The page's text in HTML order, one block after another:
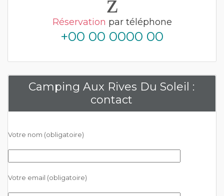
Réservation par téléphone
+00 00 0000 00
Camping Aux Rives Du Soleil :
contact
Votre nom (obligatoire)
Votre email (obligatoire)